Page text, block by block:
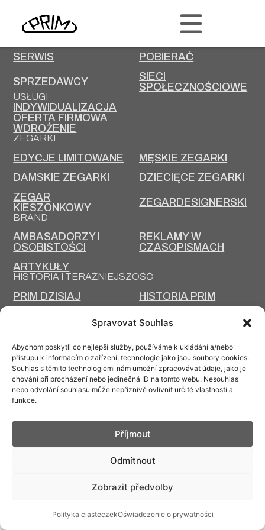
Spravovat Souhlas
Abychom poskytli co nejlepší služby, používáme k ukládání a/nebo
přístupu k informacím o zařízení, technologie jako jsou soubory cookies.
Souhlas s těmito technologiemi nám umožní zpracovávat údaje, jako je
chování při procházení nebo jedinečná ID na tomto webu. Nesouhlas
nebo odvolání souhlasu může nepříznivě ovlivnit určité vlastnosti a
funkce.
Příjmout
Odmítnout
Zobrazit předvolby
Polityka ciasteczekOświadczenie o prywatności
PRIM
KARIERA
SERWIS
POBIERAĆ
SPRZEDAWCY
SIECI
SPOŁECZNOŚCIOWE
USŁUGI
INDYWIDUALIZACJA
OFERTA FIRMOWA
WDROŻENIE
ZEGARKI
EDYCJE LIMITOWANE
MĘSKIE ZEGARKI
DAMSKIE ZEGARKI
DZIECIĘCE ZEGARKI
ZEGAR
KIESZONKOWY
ZEGARDESIGNERSKI
BRAND
AMBASADORZY I
OSOBISTOŚCI
REKLAMY W
CZASOPISMACH
ARTYKUŁY
HISTORIA I TERAŹNIEJSZOŚĆ
PRIM DZISIAJ
HISTORIA PRIM
PRODUKCJA
Kontakt: info@prim.cz
© PRIM2026